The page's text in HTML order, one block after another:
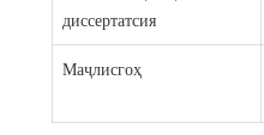
диссертатсия
Маҷлисгоҳ